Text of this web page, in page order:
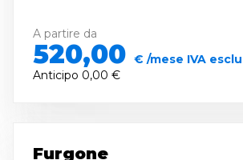
A partire da
520,00 € /mese IVA
Anticipo 0,00 €
Furgone